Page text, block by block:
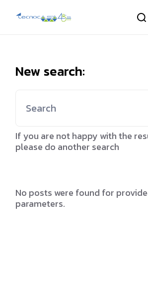
New search:
Search
for:
If you are not happy with the
please do another search
No posts were found for
parameters.